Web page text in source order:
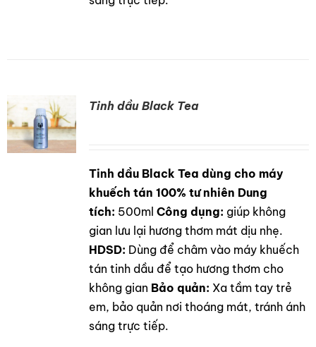
Tinh dầu Black Tea
Tinh dầu Black Tea dùng cho máy
khuếch tán 100% tư nhiên Dung
tích: 500ml Công dụng: giúp không
gian lưu lại hương thơm mát dịu nhẹ.
HDSD: Dùng để châm vào máy khuếch
tán tinh dầu để tạo hương thơm cho
không gian Bảo quản: Xa tầm tay trẻ
em, bảo quản nơi thoáng mát, tránh ánh
sáng trực tiếp.